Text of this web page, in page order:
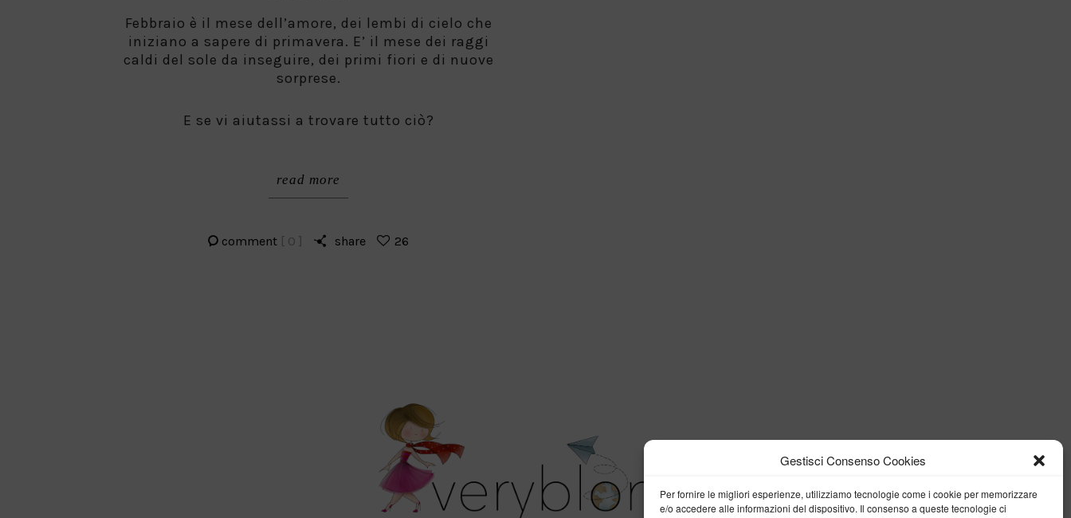
Gestisci Consenso Cookies
Per fornire le migliori esperienze, utilizziamo tecnologie come i cookie per memorizzare
e/o accedere alle informazioni del dispositivo. Il consenso a queste tecnologie ci
Febbraio è il mese dell’amore, dei lembi di cielo che
iniziano a sapere di primavera. E’ il mese dei raggi
caldi del sole da inseguire, dei primi fiori e di nuove
sorprese.
E se vi aiutassi a trovare tutto ciò?
read more
comment [ 0 ] share 26